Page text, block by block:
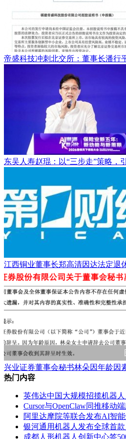
帝盛科技冲刺北交所：董事长潘行
东吴人寿赵琨：以“三步走”策略，
江西铜业董事长郑高清因达法定退
兴业证券董事会秘书林朵因年龄因
热门内容
英伟达中国大规模招揽机器
Cursor与OpenClaw同推移动
阿里达摩院等联合发布AI智
银河通用机器人发布全球首
成都人形机器人创新中心签